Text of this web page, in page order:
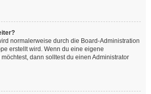
normalerweise durch die Board-Administration
erstellt wird. Wenn du eine eigene
dann solltest du einen Administrator